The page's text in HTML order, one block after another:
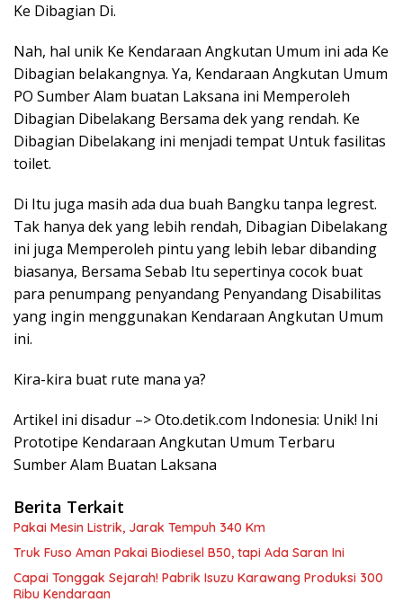
Ke Dibagian Di.
Nah, hal unik Ke Kendaraan Angkutan Umum ini ada Ke
Dibagian belakangnya. Ya, Kendaraan Angkutan Umum
PO Sumber Alam buatan Laksana ini Memperoleh
Dibagian Dibelakang Bersama dek yang rendah. Ke
Dibagian Dibelakang ini menjadi tempat Untuk fasilitas
toilet.
Di Itu juga masih ada dua buah Bangku tanpa legrest.
Tak hanya dek yang lebih rendah, Dibagian Dibelakang
ini juga Memperoleh pintu yang lebih lebar dibanding
biasanya, Bersama Sebab Itu sepertinya cocok buat
para penumpang penyandang Penyandang Disabilitas
yang ingin menggunakan Kendaraan Angkutan Umum
ini.
Kira-kira buat rute mana ya?
Artikel ini disadur –> Oto.detik.com Indonesia: Unik! Ini
Prototipe Kendaraan Angkutan Umum Terbaru
Sumber Alam Buatan Laksana
Berita Terkait
Pakai Mesin Listrik, Jarak Tempuh 340 Km
Truk Fuso Aman Pakai Biodiesel B50, tapi Ada Saran Ini
Capai Tonggak Sejarah! Pabrik Isuzu Karawang Produksi 300
Ribu Kendaraan